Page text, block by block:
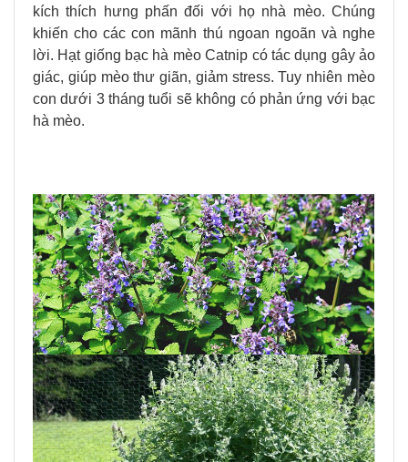
kích thích hưng phấn đối với họ nhà mèo. Chúng
khiến cho các con mãnh thú ngoan ngoãn và nghe
lời. Hạt giống bạc hà mèo Catnip có tác dụng gây ảo
giác, giúp mèo thư giãn, giảm stress. Tuy nhiên mèo
con dưới 3 tháng tuổi sẽ không có phản ứng với bạc
hà mèo.